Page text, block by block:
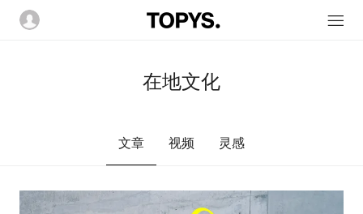
在地文化
文章 视频 灵感